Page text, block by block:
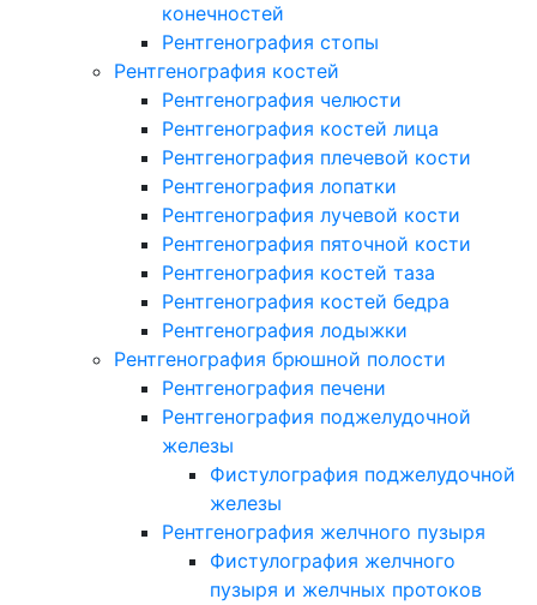
конечностей
Рентгенография стопы
Рентгенография костей
Рентгенография челюсти
Рентгенография костей лица
Рентгенография плечевой кости
Рентгенография лопатки
Рентгенография лучевой кости
Рентгенография пяточной кости
Рентгенография костей таза
Рентгенография костей бедра
Рентгенография лодыжки
Рентгенография брюшной полости
Рентгенография печени
Рентгенография поджелудочной
железы
Фистулография поджелудочной
железы
Рентгенография желчного пузыря
Фистулография желчного
пузыря и желчных протоков